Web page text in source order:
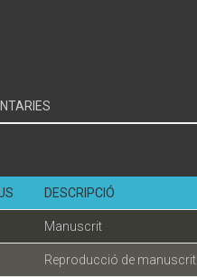
DESCRIPCIÓ
Manuscrit
Reproducció de manuscrit